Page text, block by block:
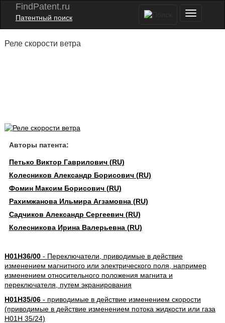
FindPatent.ru
Патентный поиск
Реле скорости ветра
Авторы патента:
Петько Виктор Гаврилович (RU)
Колесников Александр Борисович (RU)
Фомин Максим Борисович (RU)
Рахимжанова Ильмира Агзамовна (RU)
Садчиков Александр Сергеевич (RU)
Колесникова Ирина Валерьевна (RU)
H01H36/00- Переключатели, приводимые в действие
изменением магнитного или электрического поля, например
изменением относительного положения магнита и
переключателя, путем экранирования
H01H35/06- приводимые в действие изменением скорости
(приводимые в действие изменением потока жидкости или газа
H01H 35/24)